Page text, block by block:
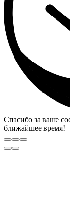
Спасибо за ваше
ближайшее время!